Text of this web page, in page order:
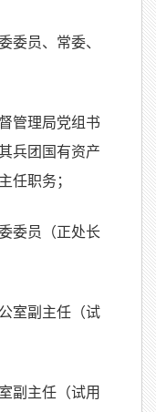
委员、常委、
管理局党组书
兵团国有资产
任职务；
委员（正处长
室副主任（试
副主任（试用